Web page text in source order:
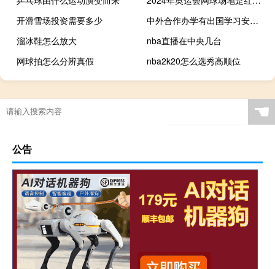
开滑雪场投资需要多少
中外合作办学有出国学习安排吗
溜冰鞋怎么放大
nba直播在中央几台
网球拍怎么分辨真假
nba2k20怎么选秀高顺位
☚
公告